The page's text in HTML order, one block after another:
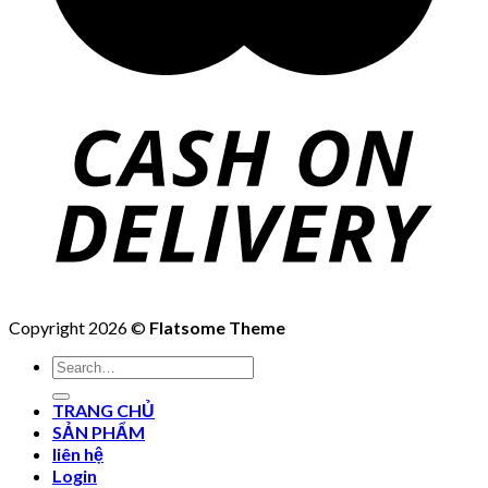
Copyright 2026 © Flatsome Theme
Search
for:
TRANG CHỦ
SẢN PHẨM
liên hệ
Login